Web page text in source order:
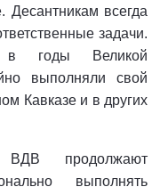
Десантникам всегда
задачи.
в годы Великой
выполняли свой
Кавказе и в других
ВДВ продолжают
выполнять